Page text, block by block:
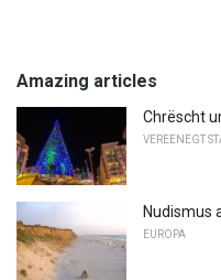
Amazing articles
Chrëscht
VEREENEGT
Nudismus
EUROPA